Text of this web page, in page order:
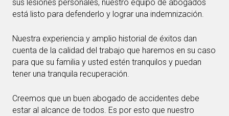
sus lesiones personales, nuestro equipo de abogados
está listo para defenderlo y lograr una indemnización.
Nuestra experiencia y amplio historial de éxitos dan
cuenta de la calidad del trabajo que haremos en su caso
para que su familia y usted estén tranquilos y puedan
tener una tranquila recuperación.
Creemos que un buen abogado de accidentes debe
estar al alcance de todos. Es por esto que nuestro